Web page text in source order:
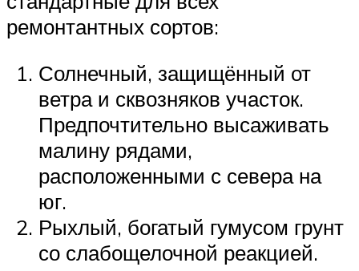
ремонтантных сортов:
Солнечный, защищённый от
ветра и сквозняков участок.
Предпочтительно высаживать
малину рядами,
расположенными с севера на
юг.
Рыхлый, богатый гумусом грунт
со слабощелочной реакцией.